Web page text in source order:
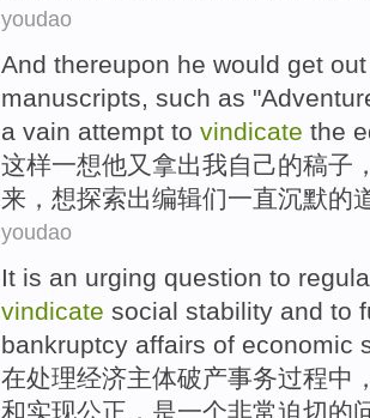
youdao
And thereupon he would get out
manuscripts, such as "
a vain attempt to vindicate the
这样一想他又 拿出我自己的稿子
来 ，想探索出编辑们一直沉默的
youdao
It is an urging question to
vindicate social stability and to
bankruptcy affairs of economic
在处理经济主体破产事务过程中
和实现公正 ， 是一个非常迫切的